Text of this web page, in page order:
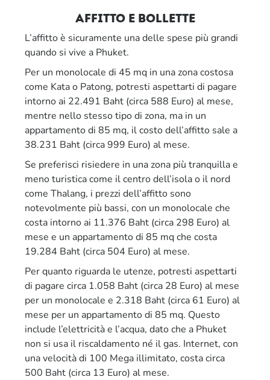
affitto e bollette
L’affitto è sicuramente una delle spese più grandi
quando si vive a Phuket.
Per un monolocale di 45 mq in una zona costosa
come Kata o Patong, potresti aspettarti di pagare
intorno ai 22.491 Baht (circa 588 Euro) al mese,
mentre nello stesso tipo di zona, ma in un
appartamento di 85 mq, il costo dell’affitto sale a
38.231 Baht (circa 999 Euro) al mese.
Se preferisci risiedere in una zona più tranquilla e
meno turistica come il centro dell’isola o il nord
come Thalang, i prezzi dell’affitto sono
notevolmente più bassi, con un monolocale che
costa intorno ai 11.376 Baht (circa 298 Euro) al
mese e un appartamento di 85 mq che costa
19.284 Baht (circa 504 Euro) al mese.
Per quanto riguarda le utenze, potresti aspettarti
di pagare circa 1.058 Baht (circa 28 Euro) al mese
per un monolocale e 2.318 Baht (circa 61 Euro) al
mese per un appartamento di 85 mq. Questo
include l’elettricità e l’acqua, dato che a Phuket
non si usa il riscaldamento né il gas. Internet, con
una velocità di 100 Mega illimitato, costa circa
500 Baht (circa 13 Euro) al mese.